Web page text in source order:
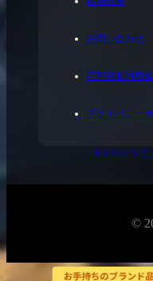
お問い合わせ
宅配買取利用
プライバシー
東京都公安委
©